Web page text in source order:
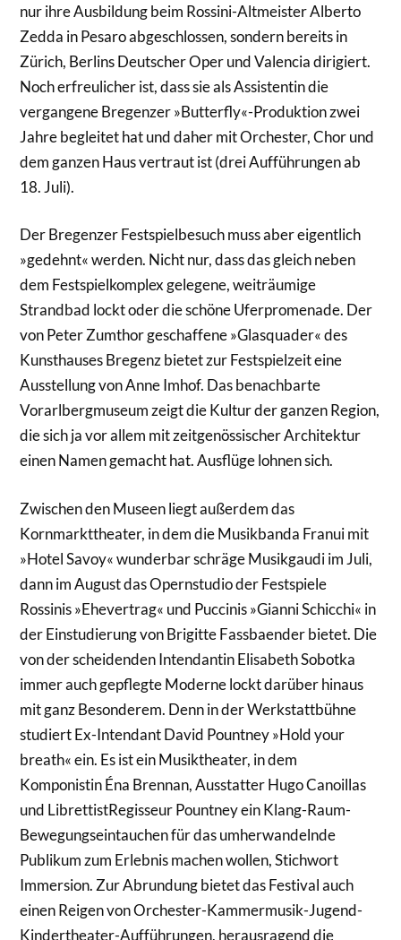
nur ihre Ausbildung beim Rossini-Altmeister Alberto
Zedda in Pesaro abgeschlossen, sondern bereits in
Zürich, Berlins Deutscher Oper und Valencia dirigiert.
Noch erfreulicher ist, dass sie als Assistentin die
vergangene Bregenzer »Butterfly«-Produktion zwei
Jahre begleitet hat und daher mit Orchester, Chor und
dem ganzen Haus vertraut ist (drei Aufführungen ab
18. Juli).
Der Bregenzer Festspielbesuch muss aber eigentlich
»gedehnt« werden. Nicht nur, dass das gleich neben
dem Festspielkomplex gelegene, weiträumige
Strandbad lockt oder die schöne Uferpromenade. Der
von Peter Zumthor geschaffene »Glasquader« des
Kunsthauses Bregenz bietet zur Festspielzeit eine
Ausstellung von Anne Imhof. Das benachbarte
Vorarlbergmuseum zeigt die Kultur der ganzen Region,
die sich ja vor allem mit zeitgenössischer Architektur
einen Namen gemacht hat. Ausflüge lohnen sich.
Zwischen den Museen liegt außerdem das
Kornmarkttheater, in dem die Musikbanda Franui mit
»Hotel Savoy« wunderbar schräge Musikgaudi im Juli,
dann im August das Opernstudio der Festspiele
Rossinis »Ehevertrag« und Puccinis »Gianni Schicchi« in
der Einstudierung von Brigitte Fassbaender bietet. Die
von der scheidenden Intendantin Elisabeth Sobotka
immer auch gepflegte Moderne lockt darüber hinaus
mit ganz Besonderem. Denn in der Werkstattbühne
studiert Ex-Intendant David Pountney »Hold your
breath« ein. Es ist ein Musiktheater, in dem
Komponistin Éna Brennan, Ausstatter Hugo Canoillas
und LibrettistRegisseur Pountney ein Klang-Raum-
Bewegungseintauchen für das umherwandelnde
Publikum zum Erlebnis machen wollen, Stichwort
Immersion. Zur Abrundung bietet das Festival auch
einen Reigen von Orchester-Kammermusik-Jugend-
Kindertheater-Aufführungen, herausragend die